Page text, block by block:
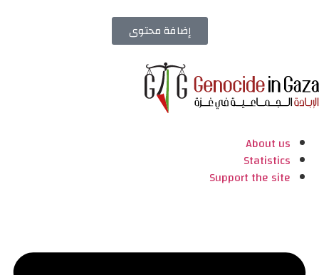
إضافة محتوى
About us
Statistics
Support the site